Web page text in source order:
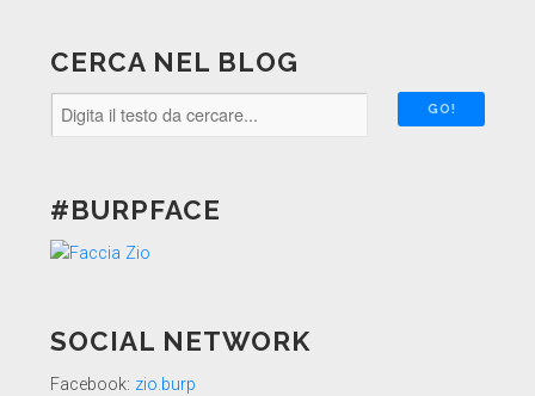
CERCA NEL BLOG
#BURPFACE
SOCIAL NETWORK
Facebook: zio.burp